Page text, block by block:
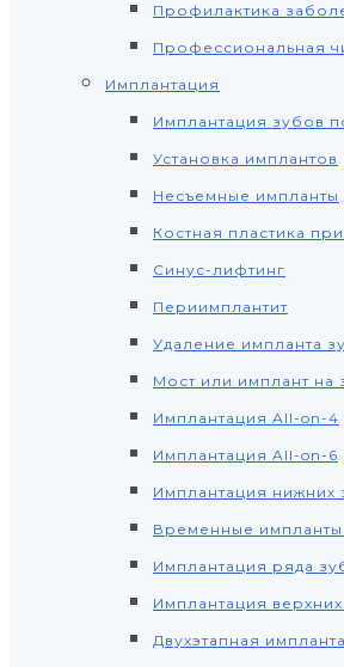
Профилактика
Профессиональная
Имплантация
Имплантация зубов
Установка имплантов
Несъемные импланты
Костная пластика
Синус-лифтинг
Периимплантит
Удаление импланта
Мост или имплант на
Имплантация All-on-4
Имплантация All-on-6
Имплантация нижних
Временные импланты
Имплантация ряда
Имплантация
Двухэтапная